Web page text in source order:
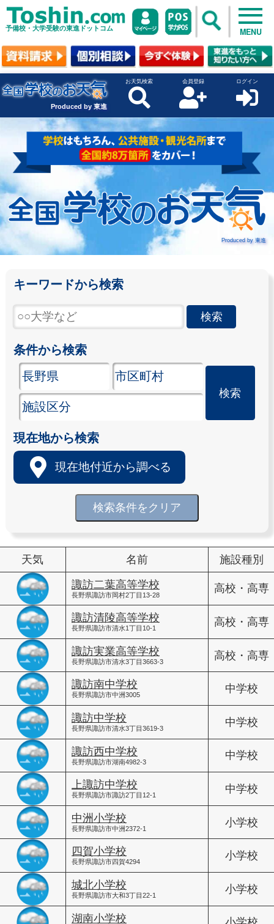
予備校・大学受験の東進ドットコム MENU
Produced by 東進
お天気検索 会員登録 ログイン
Produced by 東進
キーワードから検索
条件から検索
現在地から検索
現在地付近から調べる
検索条件をクリア
天気 名前 施設種別
諏訪二葉高等学校
長野県諏訪市岡村2丁目13-28
高校・高専
諏訪清陵高等学校
長野県諏訪市清水1丁目10-1
高校・高専
諏訪実業高等学校
長野県諏訪市清水3丁目3663-3
高校・高専
諏訪南中学校
長野県諏訪市中洲3005
中学校
諏訪中学校
長野県諏訪市清水3丁目3619-3
中学校
諏訪西中学校
長野県諏訪市湖南4982-3
中学校
上諏訪中学校
長野県諏訪市諏訪2丁目12-1
中学校
中洲小学校
長野県諏訪市中洲2372-1
小学校
四賀小学校
長野県諏訪市四賀4294
小学校
城北小学校
長野県諏訪市大和3丁目22-1
小学校
湖南小学校